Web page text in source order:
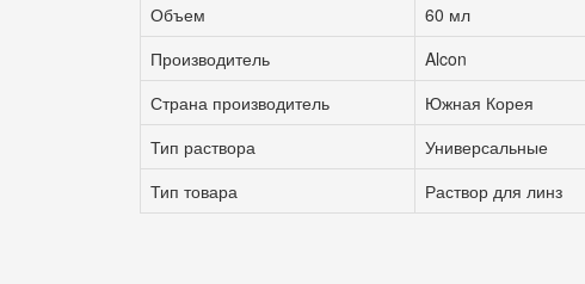
Объем
60 мл
Производитель
Alcon
Страна производитель
Южная Корея
Тип раствора
Универсальные
Тип товара
Раствор для линз